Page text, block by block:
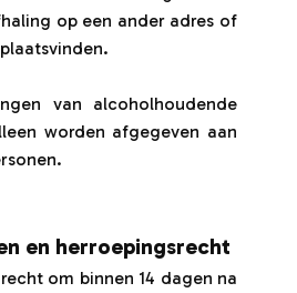
op een ander adres of
van alcoholhoudende
worden afgegeven aan
en herroepingsrecht
om binnen 14 dagen na